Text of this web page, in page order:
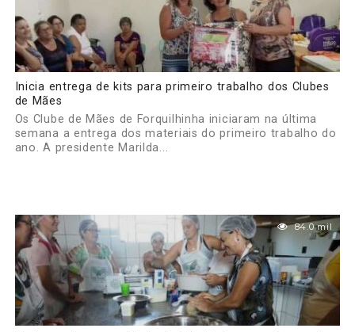
Inicia entrega de kits para primeiro trabalho dos Clubes
de Mães
Os Clube de Mães de Forquilhinha iniciaram na última
semana a entrega dos materiais do primeiro trabalho do
ano. A presidente Marilda...
84.0 mil